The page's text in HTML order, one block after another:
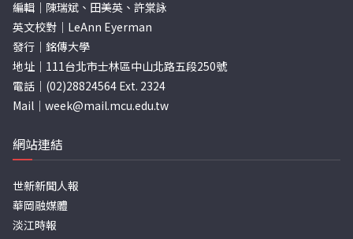
編輯｜陳瑞斌、田美英、許棠詠
英文校對｜LeAnn Eyerman
發行｜銘傳大學
地址｜111台北市士林區中山北路五段250號
電話｜(02)28824564 Ext. 2324
Mail｜ week@mail.mcu.edu.tw
網站連結
世新新聞人報
華岡融媒體
淡江時報